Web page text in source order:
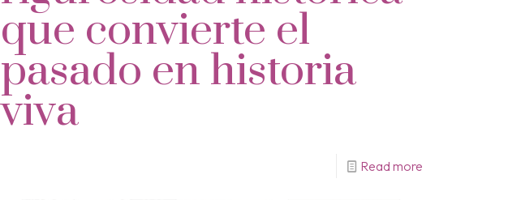
que convierte el
pasado en historia
viva
Read more